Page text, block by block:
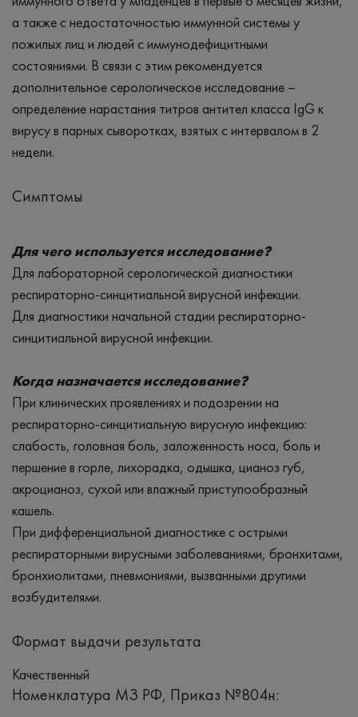
а также с недостаточностью иммунной системы у
пожилых лиц и людей с иммунодефицитными
состояниями. В связи с этим рекомендуется
дополнительное серологическое исследование –
определение нарастания титров антител класса IgG к
вирусу в парных сыворотках, взятых с интервалом в 2
недели.
Симптомы
Для чего используется исследование?
Для лабораторной серологической диагностики
респираторно-синцитиальной вирусной инфекции.
Для диагностики начальной стадии респираторно-
синцитиальной вирусной инфекции.
Когда назначается исследование?
При клинических проявлениях и подозрении на
респираторно-синцитиальную вирусную инфекцию:
слабость, головная боль, заложенность носа, боль и
першение в горле, лихорадка, одышка, цианоз губ,
акроцианоз, сухой или влажный приступообразный
кашель.
При дифференциальной диагностике с острыми
респираторными вирусными заболеваниями, бронхитами,
бронхиолитами, пневмониями, вызванными другими
возбудителями.
Формат выдачи результата
Качественный
Номенклатура МЗ РФ, Приказ №804н: